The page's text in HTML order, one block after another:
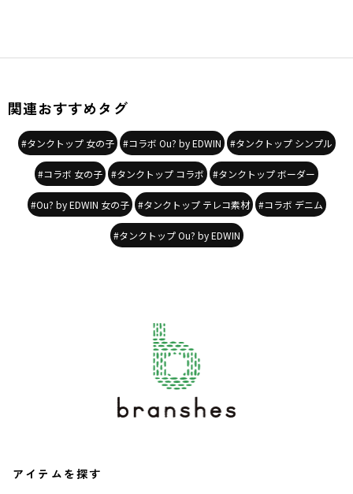
関連おすすめタグ
#タンクトップ 女の子 #コラボ Ou? by EDWIN #タンクトップ シンプル
#コラボ 女の子 #タンクトップ コラボ #タンクトップ ボーダー
#Ou? by EDWIN 女の子 #タンクトップ テレコ素材 #コラボ デニム
#タンクトップ Ou? by EDWIN
アイテムを探す